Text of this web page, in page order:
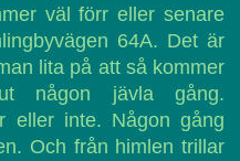
väl förr eller senare
64A. Det är
lita på att så kommer
någon jävla gång.
eller inte. Någon gång
Och från himlen trillar